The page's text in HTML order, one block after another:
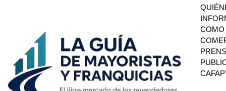
COMO